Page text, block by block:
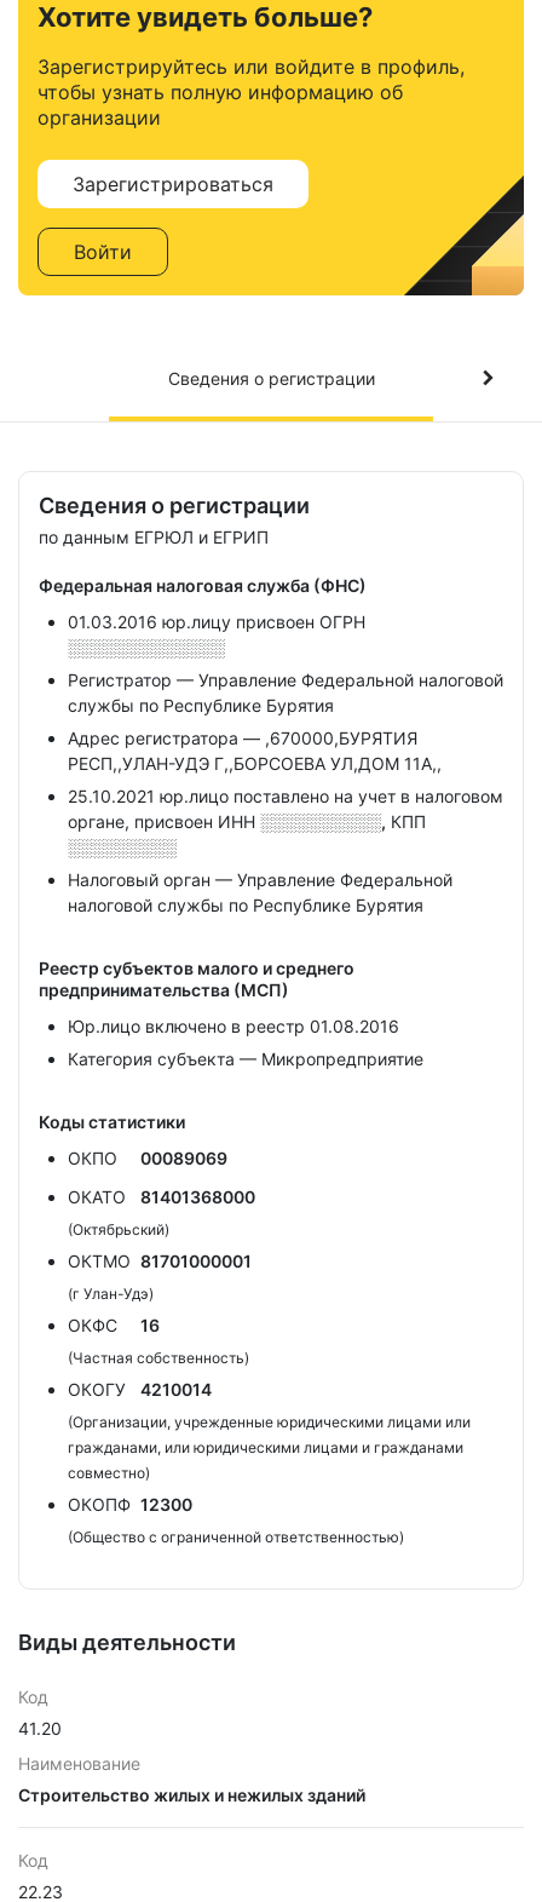
Хотите увидеть больше?
Зарегистрируйтесь или войдите в профиль,
чтобы узнать полную информацию об
организации
Зарегистрироваться
Войти
Сведения о регистрации
Сведения о регистрации
по данным ЕГРЮЛ и ЕГРИП
Федеральная налоговая служба (ФНС)
01.03.2016 юр.лицу присвоен ОГРН
░░░░░░░░░░░░░
Регистратор — Управление Федеральной налоговой
службы по Республике Бурятия
Адрес регистратора — ,670000,БУРЯТИЯ
РЕСП,,УЛАН-УДЭ Г,,БОРСОЕВА УЛ,ДОМ 11А,,
25.10.2021 юр.лицо поставлено на учет в налоговом
органе, присвоен ИНН ░░░░░░░░░░, КПП
░░░░░░░░░
Налоговый орган — Управление Федеральной
налоговой службы по Республике Бурятия
Реестр субъектов малого и среднего
предпринимательства (МСП)
Юр.лицо включено в реестр 01.08.2016
Категория субъекта — Микропредприятие
Коды статистики
ОКПО
00089069
ОКАТО
81401368000
(Октябрьский)
ОКТМО 81701000001
(г Улан-Удэ)
ОКФС 16
(Частная собственность)
ОКОГУ 4210014
(Организации, учрежденные юридическими лицами или
гражданами, или юридическими лицами и гражданами
совместно)
ОКОПФ 12300
(Общество с ограниченной ответственностью)
Виды деятельности
Код
41.20
Наименование
Строительство жилых и нежилых зданий
Код
22.23